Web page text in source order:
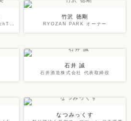
コミュニティストラテジスト/LunchTrip共同代表
竹沢 徳剛
RYOZAN PARK オーナー
石井 誠
石井酒造株式会社 代表取締役
なつみっくす